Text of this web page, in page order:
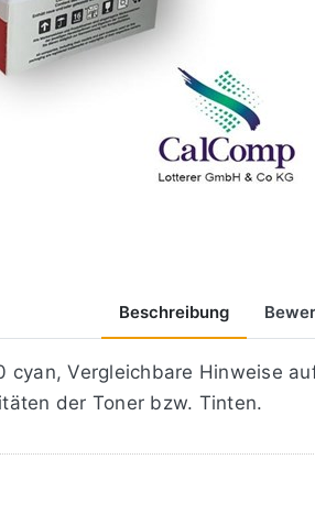
Beschreibung
cyan, Vergleichbare Hinweise
der Toner bzw. Tinten.